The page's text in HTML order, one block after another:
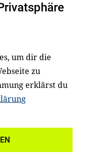
um dir die
zu
erklärst du